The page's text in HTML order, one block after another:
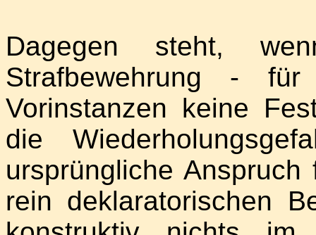
Dagegen steht,
Strafbewehrung -
Vorinstanzen keine
die
ursprüngliche
rein deklaratorischen